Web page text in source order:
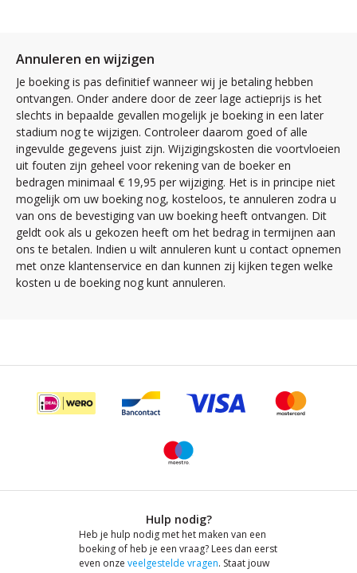
Annuleren en wijzigen
Je boeking is pas definitief wanneer wij je betaling hebben
ontvangen. Onder andere door de zeer lage actieprijs is het
slechts in bepaalde gevallen mogelijk je boeking in een later
stadium nog te wijzigen. Controleer daarom goed of alle
ingevulde gegevens juist zijn. Wijzigingskosten die voortvloeien
uit fouten zijn geheel voor rekening van de boeker en
bedragen minimaal € 19,95 per wijziging. Het is in principe niet
mogelijk om uw boeking nog, kosteloos, te annuleren zodra u
van ons de bevestiging van uw boeking heeft ontvangen. Dit
geldt ook als u gekozen heeft om het bedrag in termijnen aan
ons te betalen. Indien u wilt annuleren kunt u contact opnemen
met onze klantenservice en dan kunnen zij kijken tegen welke
kosten u de boeking nog kunt annuleren.
Hulp nodig?
Heb je hulp nodig met het maken van een
boeking of heb je een vraag? Lees dan eerst
even onze veelgestelde vragen. Staat jouw